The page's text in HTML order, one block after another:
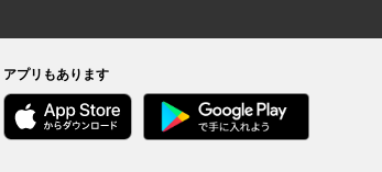
アプリもあります